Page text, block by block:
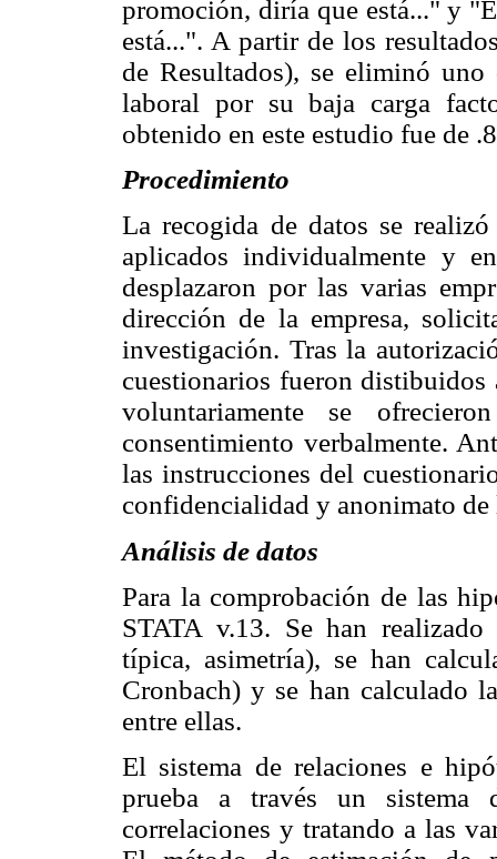
promoción, diría que está..." y
está...". A partir de los
de Resultados), se eliminó
laboral por su baja carga
obtenido en este estudio fue de
Procedimiento
La recogida de datos se
aplicados individualmente y
desplazaron por las varias
dirección de la empresa,
investigación. Tras la
cuestionarios fueron distibuidos
voluntariamente se
consentimiento verbalmente.
las instrucciones del
confidencialidad y anonimato
Análisis de datos
Para la comprobación de las
STATA v.13. Se han
típica, asimetría), se han
Cronbach) y se han calculado
entre ellas.
El sistema de relaciones e
prueba a través un sistema
correlaciones y tratando a las